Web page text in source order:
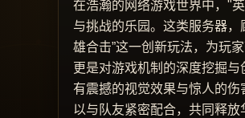
在浩瀚的网络游戏世界中，"
与挑战的乐园。这类服务器
雄合击”这一创新玩法，为玩
更是对游戏机制的深度挖掘
有震撼的视觉效果与惊人的
以与队友紧密配合，共同释